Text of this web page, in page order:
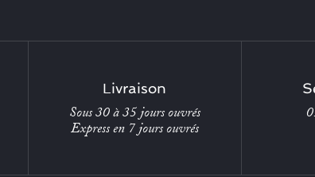
Livraison
Sous 30 à 35 jours ouvrés
Express en 7 jours ouvrés